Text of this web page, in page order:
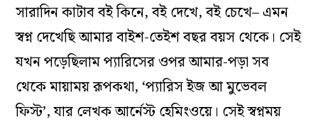
সারাদিন কাটাব বই কিনে, বই দেখে, বই চেখে– এমন
স্বপ্ন দেখেছি আমার বাইশ-তেইশ বছর বয়স থেকে। সেই
যখন পড়েছিলাম প‌্যারিসের ওপর আমার-পড়া সব
থেকে মায়াময় রূপকথা, ‘প‌্যারিস ইজ আ মুভেবল
ফিস্ট’, যার লেখক আর্নেস্ট হেমিংওয়ে। সেই স্বপ্নময়